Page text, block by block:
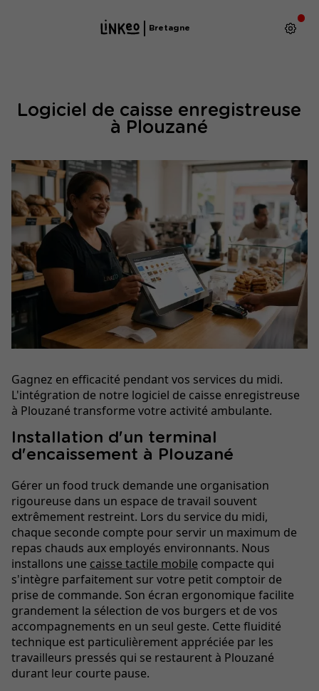
Bretagne
Logiciel de caisse enregistreuse
à Plouzané
Gagnez en efficacité pendant vos services du midi.
L'intégration de notre logiciel de caisse enregistreuse
à Plouzané transforme votre activité ambulante.
Installation d'un terminal
d'encaissement à Plouzané
Gérer un food truck demande une organisation
rigoureuse dans un espace de travail souvent
extrêmement restreint. Lors du service du midi,
chaque seconde compte pour servir un maximum de
repas chauds aux employés environnants. Nous
installons une caisse tactile mobile compacte qui
s'intègre parfaitement sur votre petit comptoir de
prise de commande. Son écran ergonomique facilite
grandement la sélection de vos burgers et de vos
accompagnements en un seul geste. Cette fluidité
technique est particulièrement appréciée par les
travailleurs pressés qui se restaurent à Plouzané
durant leur courte pause.